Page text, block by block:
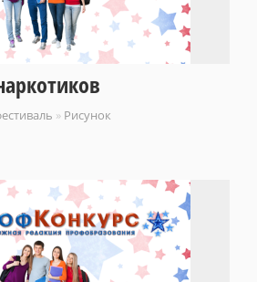
» Рисунок